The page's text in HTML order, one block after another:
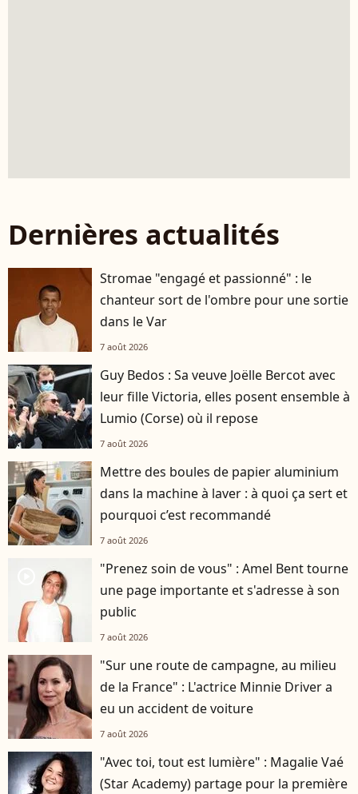
Dernières actualités
Stromae "engagé et passionné" : le
chanteur sort de l'ombre pour une sortie
dans le Var
7 août 2026
Guy Bedos : Sa veuve Joëlle Bercot avec
leur fille Victoria, elles posent ensemble à
Lumio (Corse) où il repose
7 août 2026
Mettre des boules de papier aluminium
dans la machine à laver : à quoi ça sert et
pourquoi c’est recommandé
7 août 2026
"Prenez soin de vous" : Amel Bent tourne
une page importante et s'adresse à son
public
7 août 2026
"Sur une route de campagne, au milieu
de la France" : L'actrice Minnie Driver a
eu un accident de voiture
7 août 2026
"Avec toi, tout est lumière" : Magalie Vaé
(Star Academy) partage pour la première